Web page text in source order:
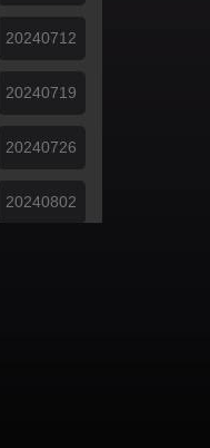
20240712
20240719
20240726
20240802